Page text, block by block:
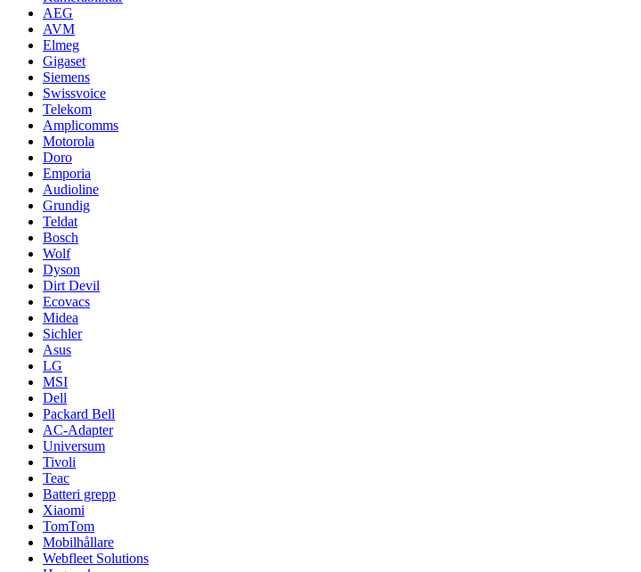
AEG
AVM
Elmeg
Gigaset
Siemens
Swissvoice
Telekom
Amplicomms
Motorola
Doro
Emporia
Audioline
Grundig
Teldat
Bosch
Wolf
Dyson
Dirt Devil
Ecovacs
Midea
Sichler
Asus
LG
MSI
Dell
Packard Bell
AC-Adapter
Universum
Tivoli
Teac
Batteri grepp
Xiaomi
TomTom
Mobilhållare
Webfleet Solutions